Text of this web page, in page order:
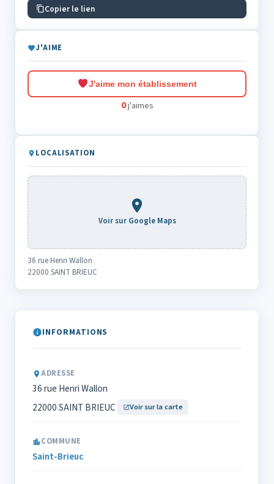
INFORMATIONS
ADRESSE
36 rue Henri Wallon
22000 SAINT BRIEUC
Voir sur la carte
COMMUNE
Saint-Brieuc
Copier le lien
J'AIME
J'aime mon établissement
0j'aimes
LOCALISATION
Voir sur Google Maps
36 rue Henri Wallon
22000 SAINT BRIEUC